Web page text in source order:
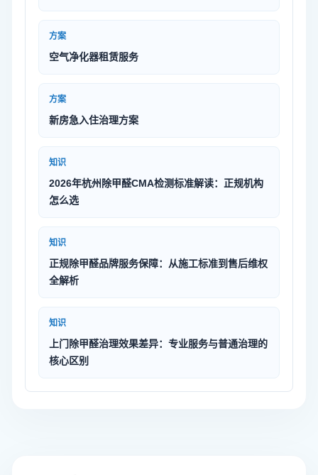
方案
空气净化器租赁服务
方案
新房急入住治理方案
知识
2026年杭州除甲醛CMA检测标准解读：正规机构
怎么选
知识
正规除甲醛品牌服务保障：从施工标准到售后维权
全解析
知识
上门除甲醛治理效果差异：专业服务与普通治理的
核心区别